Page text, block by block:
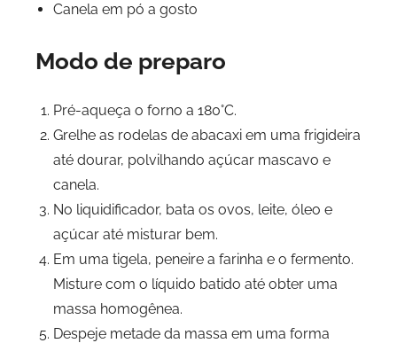
Canela em pó a gosto
Modo de preparo
Pré-aqueça o forno a 180°C.
Grelhe as rodelas de abacaxi em uma frigideira
até dourar, polvilhando açúcar mascavo e
canela.
No liquidificador, bata os ovos, leite, óleo e
açúcar até misturar bem.
Em uma tigela, peneire a farinha e o fermento.
Misture com o líquido batido até obter uma
massa homogênea.
Despeje metade da massa em uma forma